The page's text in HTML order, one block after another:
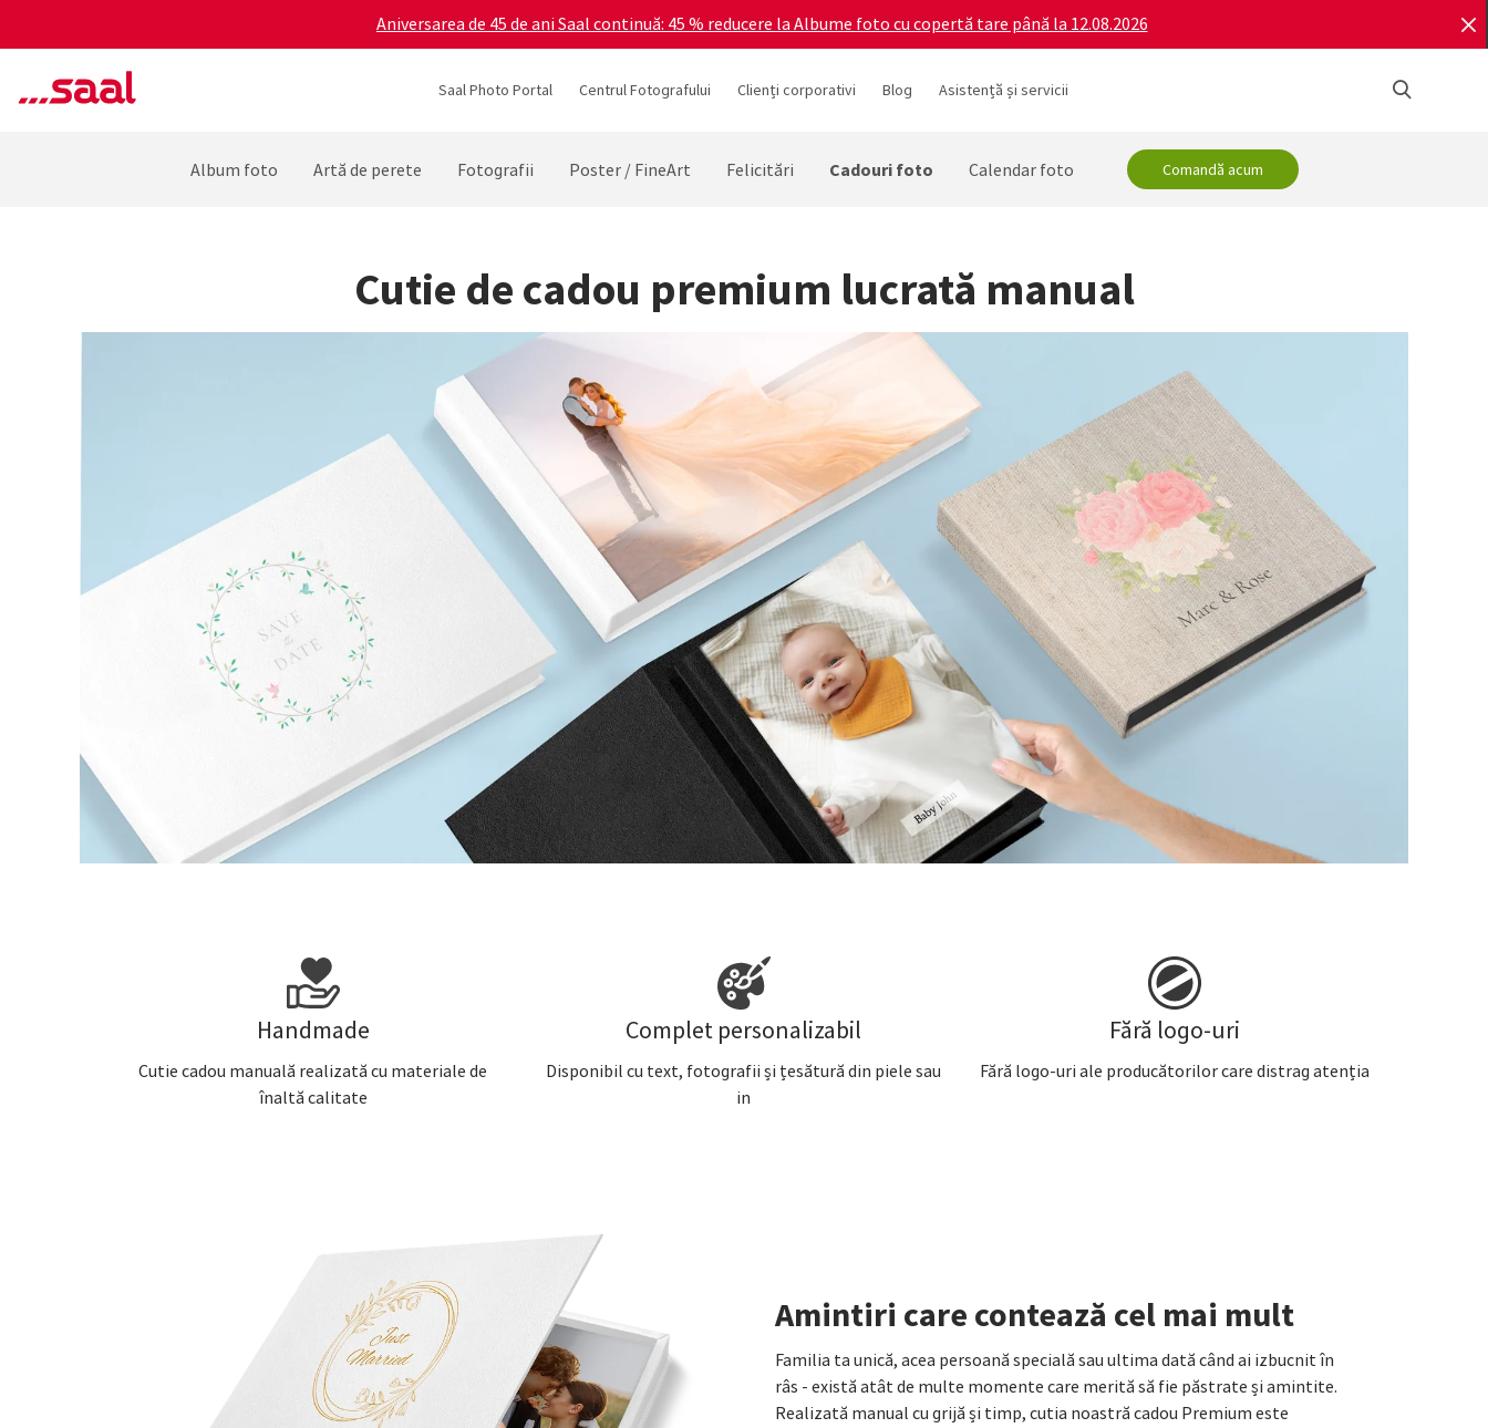
Aniversarea de 45 de ani Saal continuă: 45 % reducere la Albume foto cu copertă tare până la 12.08.2026
Saal Photo Portal Centrul Fotografului Clienți corporativi Blog Asistență și servicii
Album foto Artă de perete Fotografii Poster / FineArt Felicitări Cadouri foto Calendar foto Comandă acum
Cutie de cadou premium lucrată manual
Handmade
Cutie cadou manuală realizată cu materiale de
înaltă calitate
Complet personalizabil
Disponibil cu text, fotografii și țesătură din piele sau
in
Fără logo-uri
Fără logo-uri ale producătorilor care distrag atenția
Amintiri care contează cel mai mult
Familia ta unică, acea persoană specială sau ultima dată când ai izbucnit în
râs - există atât de multe momente care merită să fie păstrate și amintite.
Realizată manual cu grijă și timp, cutia noastră cadou Premium este